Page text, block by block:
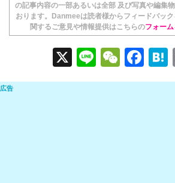
の記事内容の一部あるいは全部 及び写真や編集
おります。Danmeeは読者様からフィードバッ
関するご意見や情報提供はこちらのフォーム
X
Li
n
W
e
F
a